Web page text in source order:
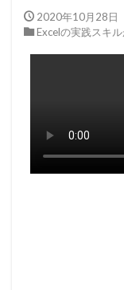
2020年10月28日
Excelの実践スキ